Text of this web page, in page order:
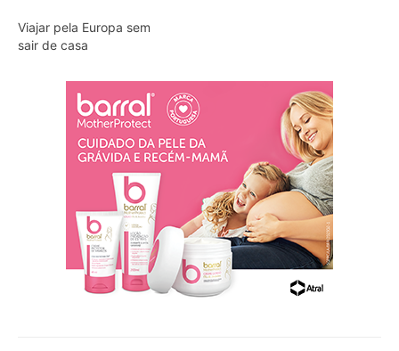
Viajar pela Europa sem
sair de casa